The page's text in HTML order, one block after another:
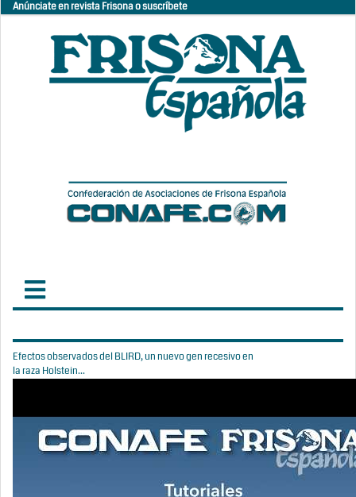
Anúnciate en revista Frisona o suscríbete
Efectos observados del BLIRD, un nuevo gen recesivo en
la raza Holstein...